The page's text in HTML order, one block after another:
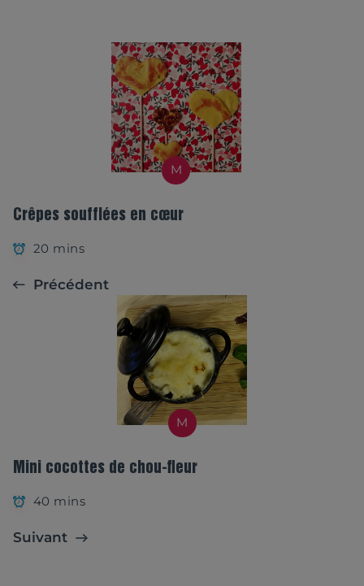
M
Crêpes soufflées en cœur
20 mins
Précédent
M
Mini cocottes de chou-fleur
40 mins
Suivant